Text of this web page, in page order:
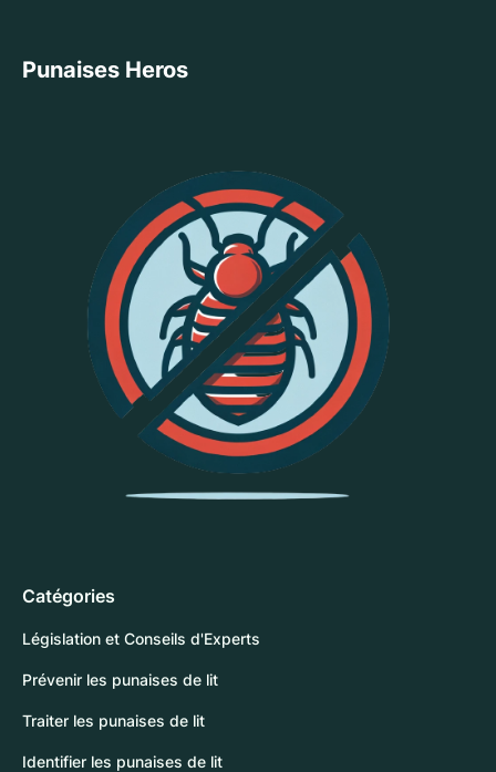
Punaises Heros
Catégories
Législation et Conseils d'Experts
Prévenir les punaises de lit
Traiter les punaises de lit
Identifier les punaises de lit